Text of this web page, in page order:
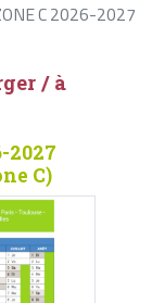
C 2026-2027
/ à
2027
C)